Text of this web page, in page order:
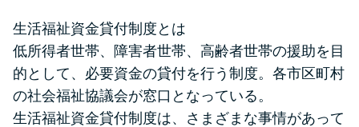
生活福祉資金貸付制度とは
低所得者世帯、障害者世帯、高齢者世帯の援助を目
的として、必要資金の貸付を行う制度。各市区町村
の社会福祉協議会が窓口となっている。
生活福祉資金貸付制度は、さまざまな事情があって